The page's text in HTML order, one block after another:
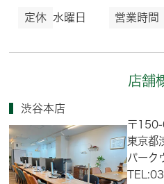
定休 水曜日 営業時間
店舗
渋谷本店
〒150-
東京都
パーク